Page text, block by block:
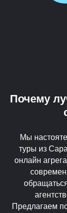
Почему
Мы
туры из
онлайн
Предлагаем